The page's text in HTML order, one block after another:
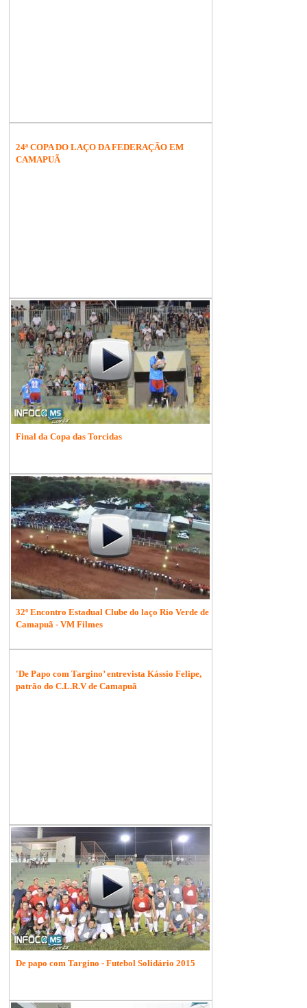
24ª COPA DO LAÇO DA FEDERAÇÃO EM
CAMAPUÃ
Final da Copa das Torcidas
32º Encontro Estadual Clube do laço Rio Verde de
Camapuã - VM Filmes
'De Papo com Targino’ entrevista Kássio Felipe,
patrão do C.L.R.V de Camapuã
De papo com Targino - Futebol Solidário 2015